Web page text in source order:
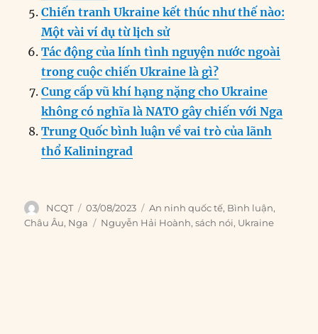
Chiến tranh Ukraine kết thúc như thế nào:
Một vài ví dụ từ lịch sử
Tác động của lính tình nguyện nước ngoài
trong cuộc chiến Ukraine là gì?
Cung cấp vũ khí hạng nặng cho Ukraine
không có nghĩa là NATO gây chiến với Nga
Trung Quốc bình luận về vai trò của lãnh
thổ Kaliningrad
Author
NCQT
Posted
on
03/08/2023 Categories
An ninh quốc tế, Bình luận,
Châu Âu, Nga Tags
Nguyễn Hải Hoành,sách nói, Ukraine